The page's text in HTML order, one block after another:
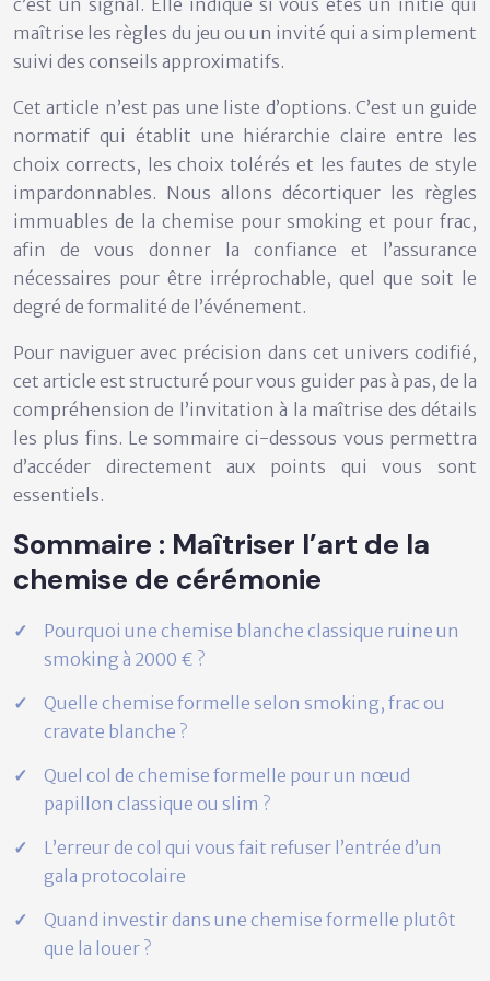
maîtrise les règles du jeu ou un invité qui a simplement
suivi des conseils approximatifs.
Cet article n’est pas une liste d’options. C’est un guide
normatif qui établit une hiérarchie claire entre les
choix corrects, les choix tolérés et les fautes de style
impardonnables. Nous allons décortiquer les règles
immuables de la chemise pour smoking et pour frac,
afin de vous donner la confiance et l’assurance
nécessaires pour être irréprochable, quel que soit le
degré de formalité de l’événement.
Pour naviguer avec précision dans cet univers codifié,
cet article est structuré pour vous guider pas à pas, de la
compréhension de l’invitation à la maîtrise des détails
les plus fins. Le sommaire ci-dessous vous permettra
d’accéder directement aux points qui vous sont
essentiels.
Sommaire : Maîtriser l’art de la
chemise de cérémonie
Pourquoi une chemise blanche classique ruine un
smoking à 2000 € ?
Quelle chemise formelle selon smoking, frac ou
cravate blanche ?
Quel col de chemise formelle pour un nœud
papillon classique ou slim ?
L’erreur de col qui vous fait refuser l’entrée d’un
gala protocolaire
Quand investir dans une chemise formelle plutôt
que la louer ?